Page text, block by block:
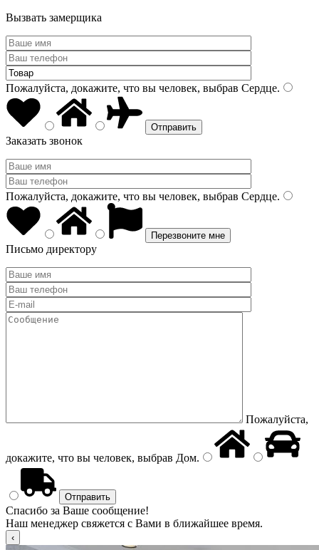
Вызвать замерщика
Пожалуйста, докажите, что вы человек, выбрав Сердце.
Заказать звонок
Пожалуйста, докажите, что вы человек, выбрав Сердце.
Письмо директору
Пожалуйста,
докажите, что вы человек, выбрав Дом.
Спасибо за Ваше сообщение!
Наш менеджер свяжется с Вами в ближайшее время.